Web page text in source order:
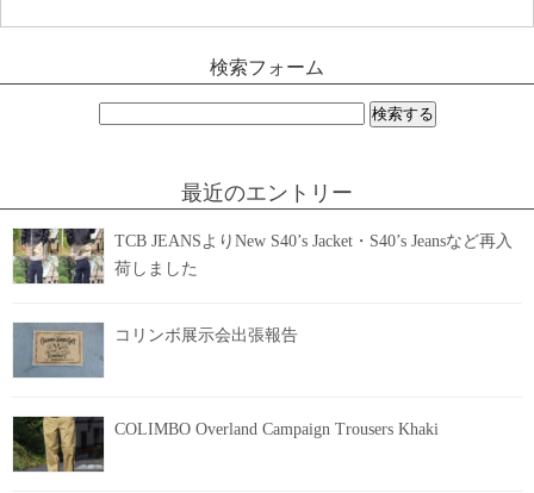
検索フォーム
最近のエントリー
TCB JEANSよりNew S40’s Jacket・S40’s Jeansなど再入
荷しました
コリンボ展示会出張報告
COLIMBO Overland Campaign Trousers Khaki